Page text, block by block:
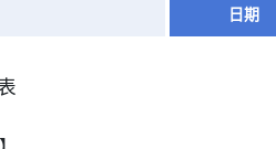
日期